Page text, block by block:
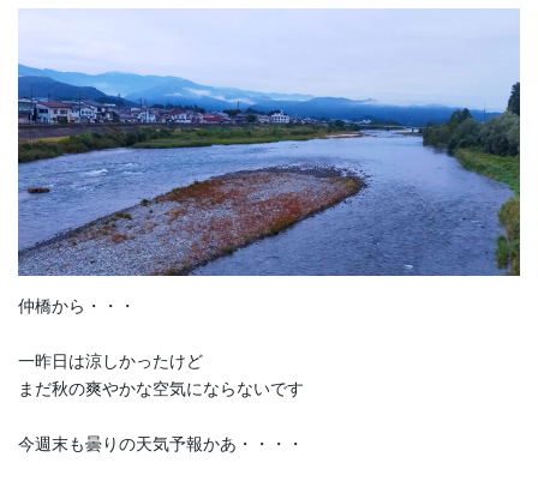
仲橋から・・・
一昨日は涼しかったけど
まだ秋の爽やかな空気にならないです
今週末も曇りの天気予報かあ・・・・